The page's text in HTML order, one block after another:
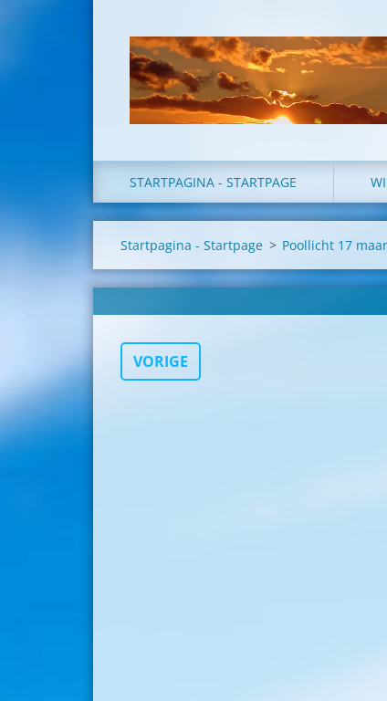
STARTPAGINA - STARTPAGE
Startpagina - Startpage > Poollicht 17
VORIGE